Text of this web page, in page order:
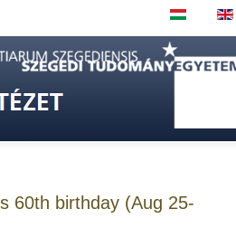
60th birthday (Aug 25-